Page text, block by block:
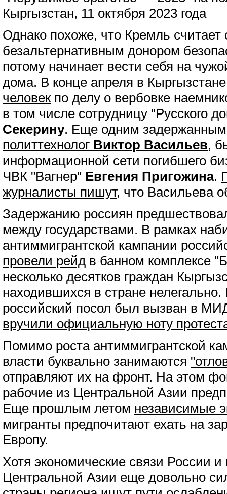
Кыргызстан, 11 октября 2023 года
Однако похоже, что Кремль считает
безальтернативным донором
потому начинает вести себя на
дома. В конце апреля в
человекпо делу о вербовке
в том числе сотрудницу "Русского
Секерину. Еще одним
политтехнолог Виктор Васильев,
информационной сети погибшего
ЧВК "Вагнер" Евгения Пригожина.
журналисты пишут, что Васильева
Задержанию россиян
между государствами. В рамках
антиммигрантской кампании
провели рейд в банном комплексе
несколько десятков граждан
находившихся в стране нелегально.
российский посол был вызван в
вручили официальную ноту
Помимо роста антиммигрантской
власти буквально занимаются
отправляют их на фронт. На этом
рабочие из Центральной Азии
Еще прошлым летом независимые
мигранты предпочитают ехать на
Европу.
Хотя экономические связи России и
Центральной Азии еще довольно